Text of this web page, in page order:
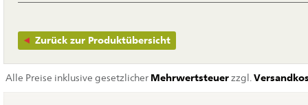
Zurück zur Produktübersicht
Alle Preise inklusive gesetzlicher Mehrwertsteuerzzgl.